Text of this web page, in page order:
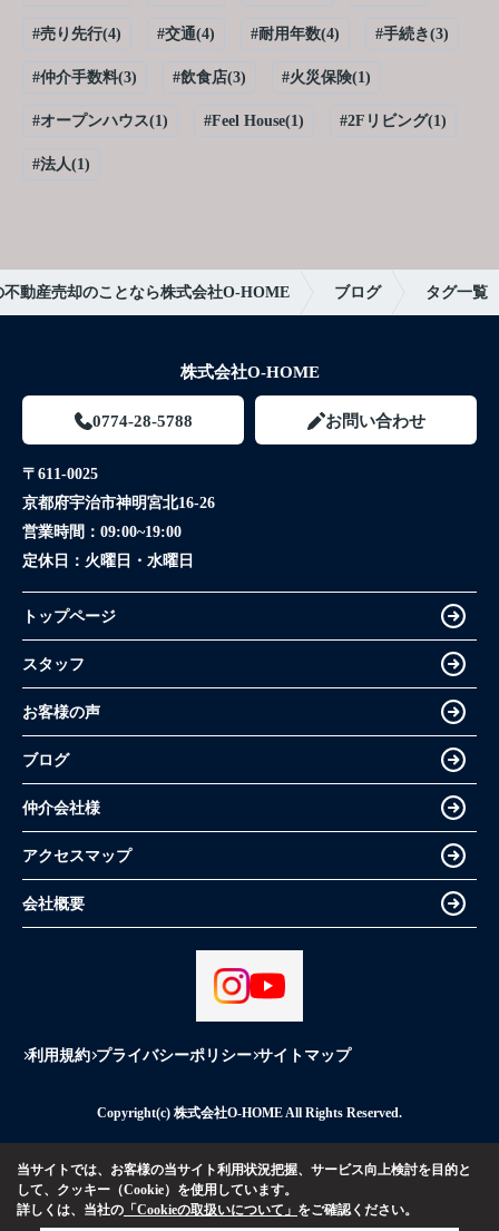
#売り先行(4) #交通(4) #耐用年数(4) #手続き(3)
#仲介手数料(3) #飲食店(3) #火災保険(1)
#オープンハウス(1) #Feel House(1) #2Fリビング(1)
#法人(1)
不動産売却のことなら株式会社O-HOME ブログ タグ一覧
株式会社O-HOME
0774-28-5788 お問い合わせ
〒611-0025
京都府宇治市神明宮北16-26
営業時間： 09:00~19:00
定休日： 火曜日・水曜日
トップページ
スタッフ
お客様の声
ブログ
仲介会社様
アクセスマップ
会社概要
利用規約 プライバシーポリシー サイトマップ
Copyright(c) 株式会社O-HOME All Rights Reserved.
当サイトでは、お客様の当サイト利用状況把握、サービス向上検討を目的と
して、クッキー（Cookie）を使用しています。
詳しくは、当社の 「Cookieの取扱いについて」 をご確認ください。